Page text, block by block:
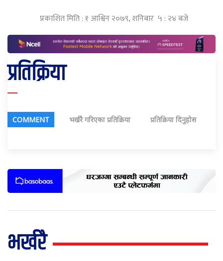
प्रकाशित मिति : १ आश्विन २०७९, शनिबार ५ : २४ बजे
प्रतिक्रिया
COMMENT भर्खरै गरिएका प्रतिक्रिया प्रतिक्रिया दिनुहोस
भर्खरै